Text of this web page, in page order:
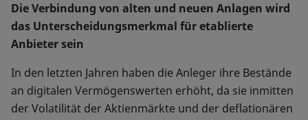
Die Verbindung von alten und neuen Anlagen wird
das Unterscheidungsmerkmal für etablierte
Anbieter sein
In den letzten Jahren haben die Anleger ihre Bestände
an digitalen Vermögenswerten erhöht, da sie inmitten
der Volatilität der Aktienmärkte und der deflationären